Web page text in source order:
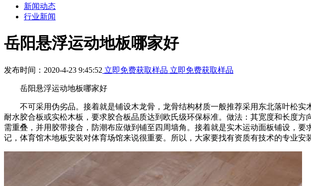
新闻动态
行业新闻
岳阳悬浮运动地板哪家好
发布时间：2020-4-23 9:45:52 立即免费获取样品 立即免费获取样品
岳阳悬浮运动地板哪家好
不可采用伪劣品。接着就是铺设木龙骨，龙骨结构材质一般推荐采用东北落叶松实
耐水胶合板或实松木板，要求胶合板品质达到欧氏级环保标准。做法：其宽度和长度
需重叠，并用胶带接合，防潮布应做到铺至四周墙角。接着就是实木运动面板铺设，
记，体育馆木地板安装对体育场馆来说很重要。所以，大家要找有资质有技术的专业安